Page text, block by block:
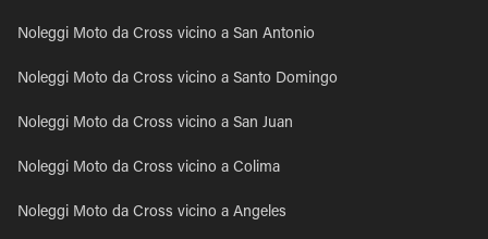
Noleggi Moto da Cross vicino a San Antonio
Noleggi Moto da Cross vicino a Santo Domingo
Noleggi Moto da Cross vicino a San Juan
Noleggi Moto da Cross vicino a Colima
Noleggi Moto da Cross vicino a Angeles